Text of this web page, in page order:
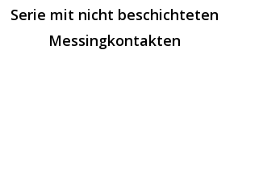
Serie mit nicht beschichteten
Messingkontakten